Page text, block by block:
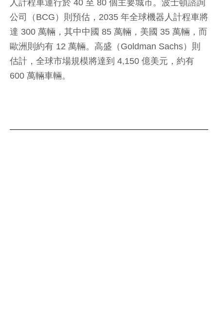
人計程車運行於 40 至 80 個主要城市。波士頓諮詢
公司（BCG）則預估，2035 年全球機器人計程車將
達 300 萬輛，其中中國 85 萬輛，美國 35 萬輛，而
歐洲則約有 12 萬輛。高盛（Goldman Sachs）則
估計，全球市場規模將達到 4,150 億美元，約有
600 萬輛車輛。